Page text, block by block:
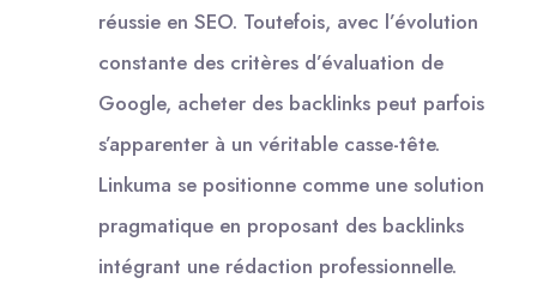
réussie en SEO. Toutefois, avec l’évolution
constante des critères d’évaluation de
Google, acheter des backlinks peut parfois
s’apparenter à un véritable casse-tête.
Linkuma se positionne comme une solution
pragmatique en proposant des backlinks
intégrant une rédaction professionnelle.